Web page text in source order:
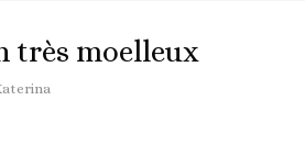
très moelleux